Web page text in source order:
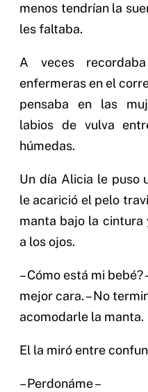
menos tendrían la
les faltaba.
A veces
enfermeras en el
pensaba en las
labios de vulva
húmedas.
Un día Alicia le puso
le acarició el pelo
manta bajo la
a los ojos.
– Cómo está mi bebé?
mejor cara. – No
acomodarle la manta.
El la miró entre
– Perdonáme –